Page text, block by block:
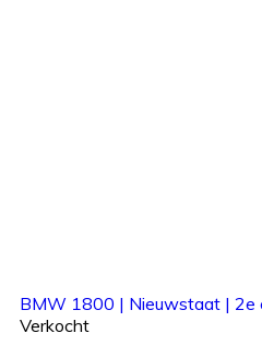
BMW 1800 | Nieuwstaat | 2e
Verkocht